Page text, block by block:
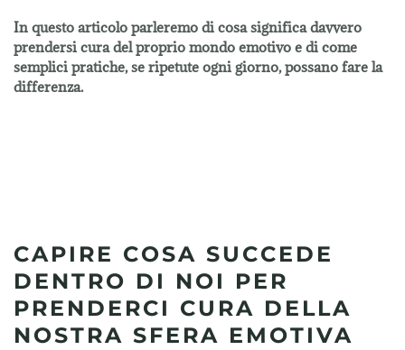
In questo articolo parleremo di cosa significa davvero
prendersi cura del proprio mondo emotivo e di come
semplici pratiche, se ripetute ogni giorno, possano fare la
differenza.
CAPIRE COSA SUCCEDE
DENTRO DI NOI PER
PRENDERCI CURA DELLA
NOSTRA SFERA EMOTIVA